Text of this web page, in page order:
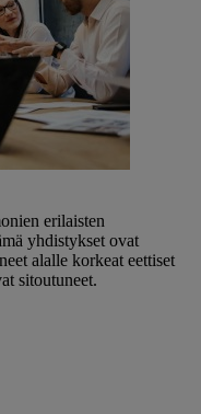
erilaisten
yhdistykset ovat
alalle korkeat eettiset
sitoutuneet.